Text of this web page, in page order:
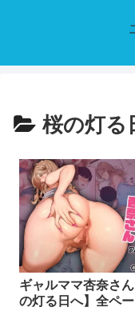
桜の灯る
ギャルママ杏奈さ
の灯る日へ】全ペ